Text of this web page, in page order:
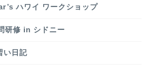
ハワイ ワークショップ
研修 in シドニー
い日記